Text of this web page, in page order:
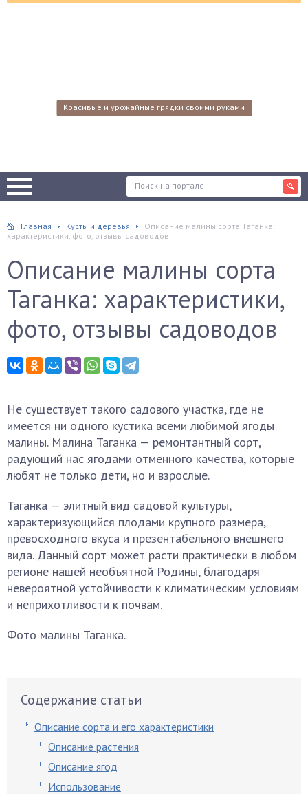
Красивые и урожайные грядки своими руками
Главная Кусты и деревья
Описание малины сорта Таганка:
характеристики, фото, отзывы садоводов
Описание малины сорта
Таганка: характеристики,
фото, отзывы садоводов
Не существует такого садового участка, где не
имеется ни одного кустика всеми любимой ягоды
малины. Малина Таганка — ремонтантный сорт,
радующий нас ягодами отменного качества, которые
любят не только дети, но и взрослые.
Таганка — элитный вид садовой культуры,
характеризующийся плодами крупного размера,
превосходного вкуса и презентабельного внешнего
вида. Данный сорт может расти практически в любом
регионе нашей необъятной Родины, благодаря
невероятной устойчивости к климатическим условиям
и неприхотливости к почвам.
Фото малины Таганка.
Содержание статьи
Описание сорта и его характеристики
Описание растения
Описание ягод
Использование